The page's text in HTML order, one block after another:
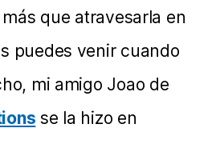
que atravesarla en
puedes venir cuando
mi amigo Joao de
se la hizo en